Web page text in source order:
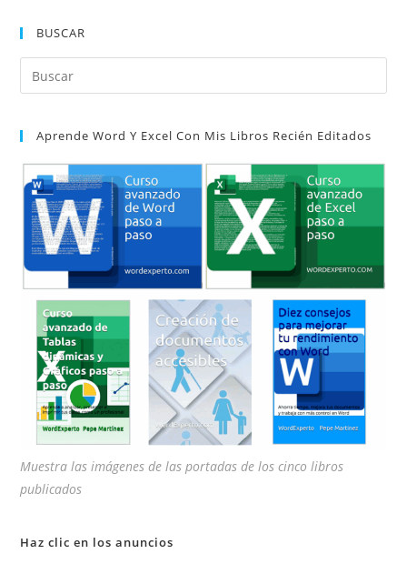
BUSCAR
Aprende Word Y Excel Con Mis Libros Recién Editados
Muestra las imágenes de las portadas de los cinco libros
publicados
Haz clic en los anuncios